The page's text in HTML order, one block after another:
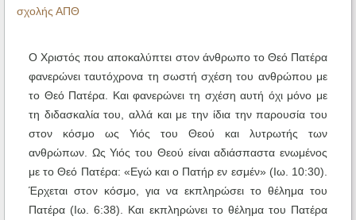
σχολής ΑΠΘ
Ο Χριστός που αποκαλύπτει στον άνθρωπο το Θεό Πατέρα
φανερώνει ταυτόχρονα τη σωστή σχέση του ανθρώπου με
το Θεό Πατέρα. Και φανερώνει τη σχέση αυτή όχι μόνο με
τη διδασκαλία του, αλλά και με την ίδια την παρουσία του
στον κόσμο ως Υιός του Θεού και λυτρωτής των
ανθρώπων. Ως Υιός του Θεού είναι αδιάσπαστα ενωμένος
με το Θεό Πατέρα: «Εγώ και ο Πατήρ εν εσμέν» (Ιω. 10:30).
Έρχεται στον κόσμο, για να εκπληρώσει το θέλημα του
Πατέρα (Ιω. 6:38). Και εκπληρώνει το θέλημα του Πατέρα